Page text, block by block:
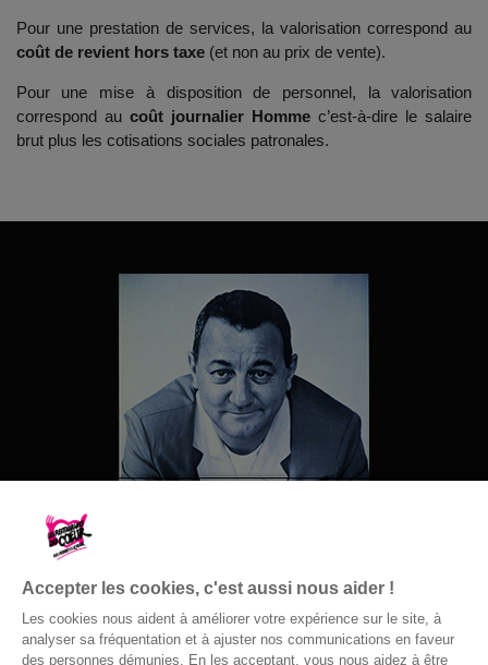
Pour une prestation de services, la valorisation correspond au
coût de revient hors taxe(et non au prix de vente).
Pour une mise à disposition de personnel, la valorisation
correspond aucoût journalier Homme c’est-à-dire le salaire
brut plus les cotisations sociales patronales.
Accepter les cookies, c'est aussi nous aider !
Les cookies nous aident à améliorer votre expérience sur le site, à
analyser sa fréquentation et à ajuster nos communications en faveur
des personnes démunies. En les acceptant, vous nous aidez à être